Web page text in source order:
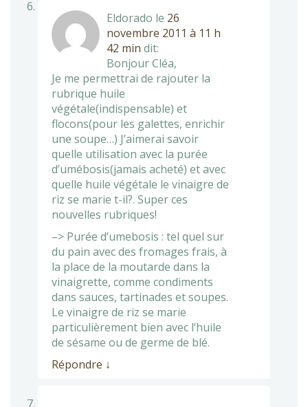
Eldorado le 26
novembre 2011 à 11 h
42 min dit:
Bonjour Cléa,
Je me permettrai de rajouter la
rubrique huile
végétale(indispensable) et
flocons(pour les galettes, enrichir
une soupe…) J’aimerai savoir
quelle utilisation avec la purée
d’umébosis(jamais acheté) et avec
quelle huile végétale le vinaigre de
riz se marie t-il?. Super ces
nouvelles rubriques!
–> Purée d’umebosis : tel quel sur
du pain avec des fromages frais, à
la place de la moutarde dans la
vinaigrette, comme condiments
dans sauces, tartinades et soupes.
Le vinaigre de riz se marie
particulièrement bien avec l’huile
de sésame ou de germe de blé.
Répondre ↓